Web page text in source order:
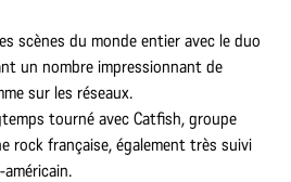
scènes du monde entier avec le duo
un nombre impressionnant de
sur les réseaux.
tourné avec Catfish, groupe
rock française, également très suivi